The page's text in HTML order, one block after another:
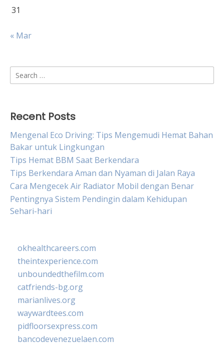
31
« Mar
Search
for:
Recent Posts
Mengenal Eco Driving: Tips Mengemudi Hemat Bahan
Bakar untuk Lingkungan
Tips Hemat BBM Saat Berkendara
Tips Berkendara Aman dan Nyaman di Jalan Raya
Cara Mengecek Air Radiator Mobil dengan Benar
Pentingnya Sistem Pendingin dalam Kehidupan
Sehari-hari
okhealthcareers.com
theintexperience.com
unboundedthefilm.com
catfriends-bg.org
marianlives.org
waywardtees.com
pidfloorsexpress.com
bancodevenezuelaen.com